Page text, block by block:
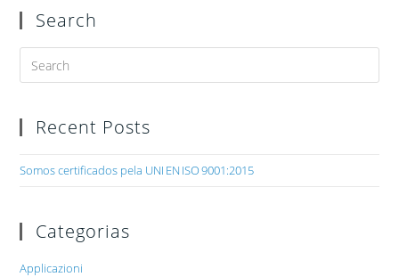
Search
Recent Posts
Somos certificados pela UNI EN ISO 9001:2015
Categorias
Applicazioni